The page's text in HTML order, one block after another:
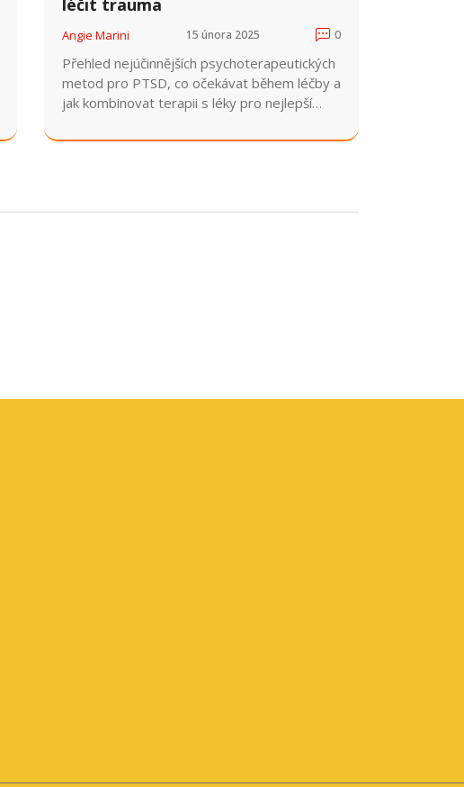
léčit trauma
Angie Marini 15 února 2025 0
Přehled nejúčinnějších psychoterapeutických
metod pro PTSD, co očekávat během léčby a
jak kombinovat terapii s léky pro nejlepší